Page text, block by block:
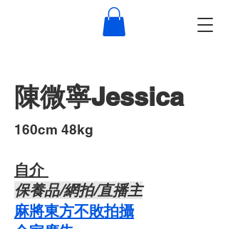
陳微寧Jessica
​160cm 48kg
自介 ​
​保養品/網拍/直播主
麻將東方不敗拍攝